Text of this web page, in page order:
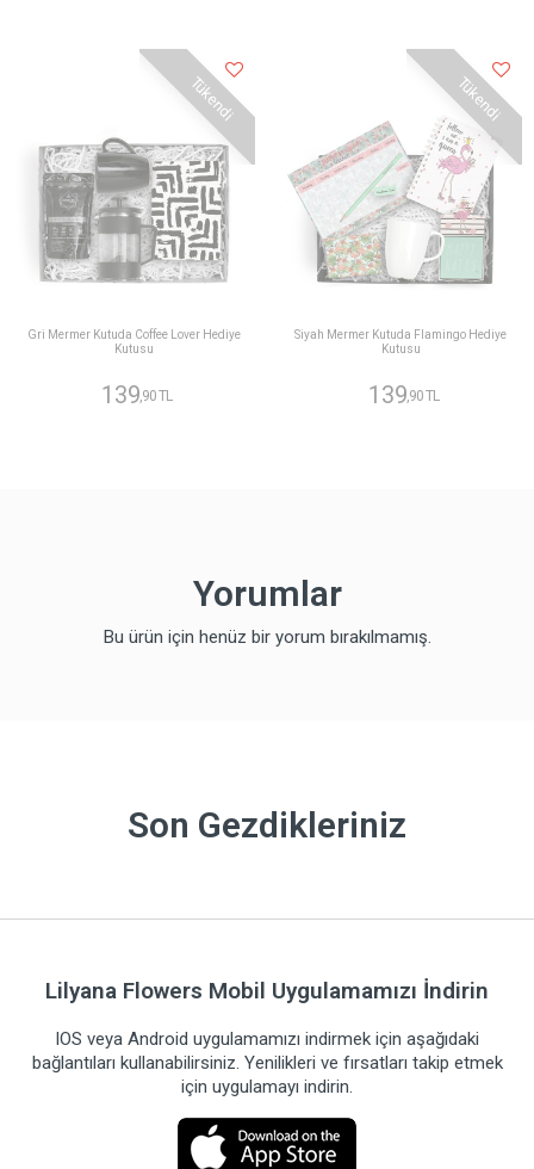
Tükendi
Gri Mermer Kutuda Coffee Lover Hediye
Kutusu
139,90 TL
Tükendi
Siyah Mermer Kutuda Flamingo Hediye
Kutusu
139,90 TL
Yorumlar
Bu ürün için henüz bir yorum bırakılmamış.
Son Gezdikleriniz
Lilyana Flowers Mobil Uygulamamızı İndirin
IOS veya Android uygulamamızı indirmek için aşağıdaki
bağlantıları kullanabilirsiniz. Yenilikleri ve fırsatları takip etmek
için uygulamayı indirin.